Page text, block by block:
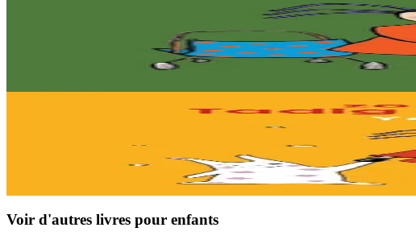
Lili est partie se promener dans le bois. Elle entend du bruit. Elle a un petit peu
Lili attend avec impatience la venue du Père Noël. Quand arrivera-t-il ? Il
Voir d'autres livres pour enfants